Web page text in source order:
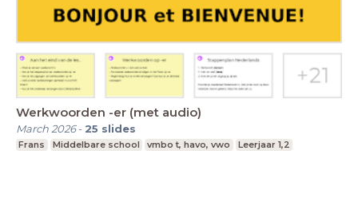
Werkwoorden -er (met audio)
March 2026- 25 slides
Frans Middelbare school vmbo t, havo, vwo Leerjaar 1,2